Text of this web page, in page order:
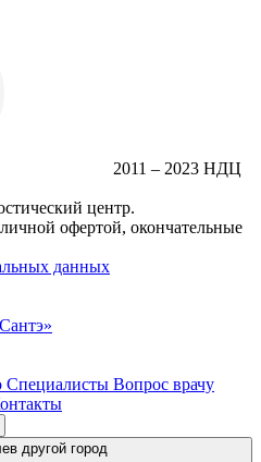
2011 – 2023 НДЦ
центр.
офертой, окончательные
данных
Специалисты Вопрос врачу
другой город